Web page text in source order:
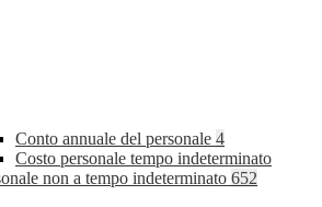
Conto annuale del personale 4
Costo personale tempo indeterminato
non a tempo indeterminato 652